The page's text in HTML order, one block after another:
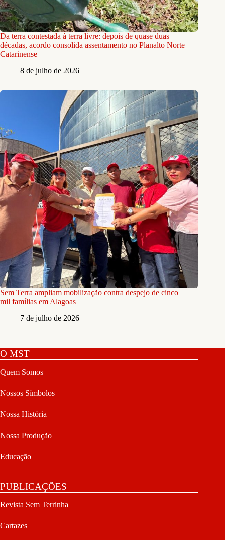
Da terra contestada à terra livre: depois de quase duas
décadas, acordo consolida assentamento no Planalto Norte
Catarinense
8 de julho de 2026
Sem Terra ampliam mobilização contra despejo de cinco
mil famílias em Alagoas
7 de julho de 2026
O MST
Quem Somos
Nossos Símbolos
Nossa História
Nossa Produção
Educação
PUBLICAÇÕES
Revista Sem Terrinha
Cartazes